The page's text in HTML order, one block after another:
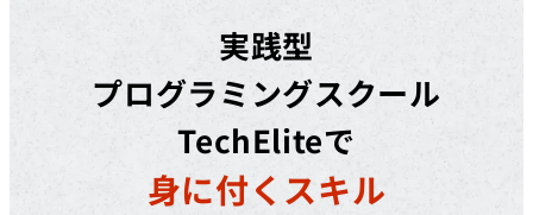
実践型
プログラミングスクール
TechEliteで
身に付くスキル